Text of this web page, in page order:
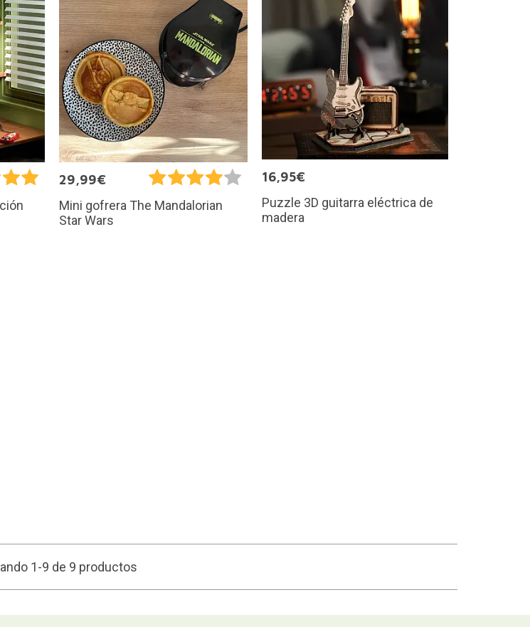
29,99€
Mini gofrera The Mandalorian
Star Wars
16,95€
Puzzle 3D guitarra eléctrica de
madera
1-9 de 9 productos